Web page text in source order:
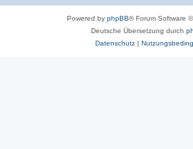
Powered by phpBB® Forum Software
Deutsche Übersetzung durch
Datenschutz|